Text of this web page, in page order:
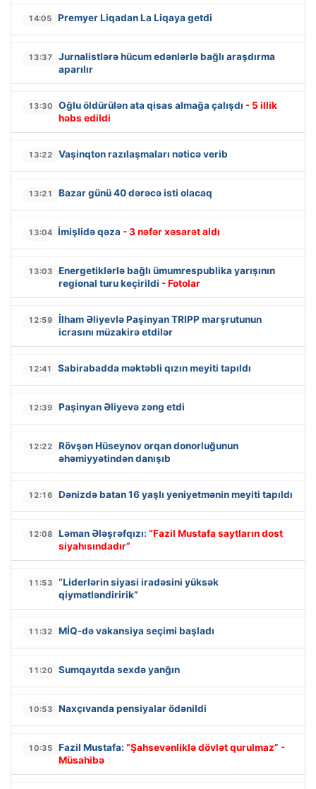
14:05 Premyer Liqadan La Liqaya getdi
13:37
Jurnalistlərə hücum edənlərlə bağlı araşdırma
aparılır
13:30 Oğlu öldürülən ata qisas almağa çalışdı - 5 illik
həbs edildi
13:22 Vaşinqton razılaşmaları nəticə verib
13:21 Bazar günü 40 dərəcə isti olacaq
13:04 İmişlidə qəza - 3 nəfər xəsarət aldı
13:03
Energetiklərlə bağlı ümumrespublika yarışının
regional turu keçirildi - Fotolar
12:59
İlham Əliyevlə Paşinyan TRIPP marşrutunun
icrasını müzakirə etdilər
12:41 Sabirabadda məktəbli qızın meyiti tapıldı
12:39 Paşinyan Əliyevə zəng etdi
12:22
Rövşən Hüseynov orqan donorluğunun
əhəmiyyətindən danışıb
12:16 Dənizdə batan 16 yaşlı yeniyetmənin meyiti tapıldı
12:08 Ləman Ələşrəfqızı: “Fazil Mustafa saytların dost
siyahısındadır”
11:53
“Liderlərin siyasi iradəsini yüksək
qiymətləndiririk”
11:32 MİQ-də vakansiya seçimi başladı
11:20 Sumqayıtda sexdə yanğın
10:53 Naxçıvanda pensiyalar ödənildi
10:35 Fazil Mustafa: “Şahsevənliklə dövlət qurulmaz” -
Müsahibə